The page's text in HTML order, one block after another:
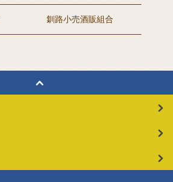
釧路小売酒販組合